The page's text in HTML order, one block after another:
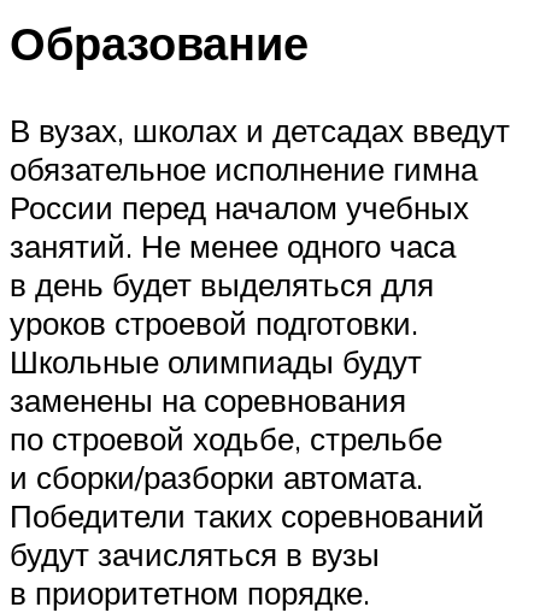
Образование
В вузах, школах и детсадах введут
обязательное исполнение гимна
России перед началом учебных
занятий. Не менее одного часа
в день будет выделяться для
уроков строевой подготовки.
Школьные олимпиады будут
заменены на соревнования
по строевой ходьбе, стрельбе
и сборки/разборки автомата.
Победители таких соревнований
будут зачисляться в вузы
в приоритетном порядке.